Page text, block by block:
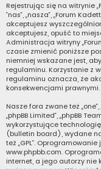
Rejestrując się na witrynie
”nas”, „nasza”, „Forum
akceptujesz
akceptujesz, opuść to
Administracja witryny
czasie zmienić poniższe
niemniej wskazane jest,
regulaminu. Korzystanie z
regulaminu oznacza, że
konsekwencjami prawnymi.
Nasze fora zwane też „one”,
„phpBB Limited”, „phpBB
wykorzystujące
(bulletin board), wydane
też „GPL”.
www.phpbb.com.
internet, a jego autorzy nie